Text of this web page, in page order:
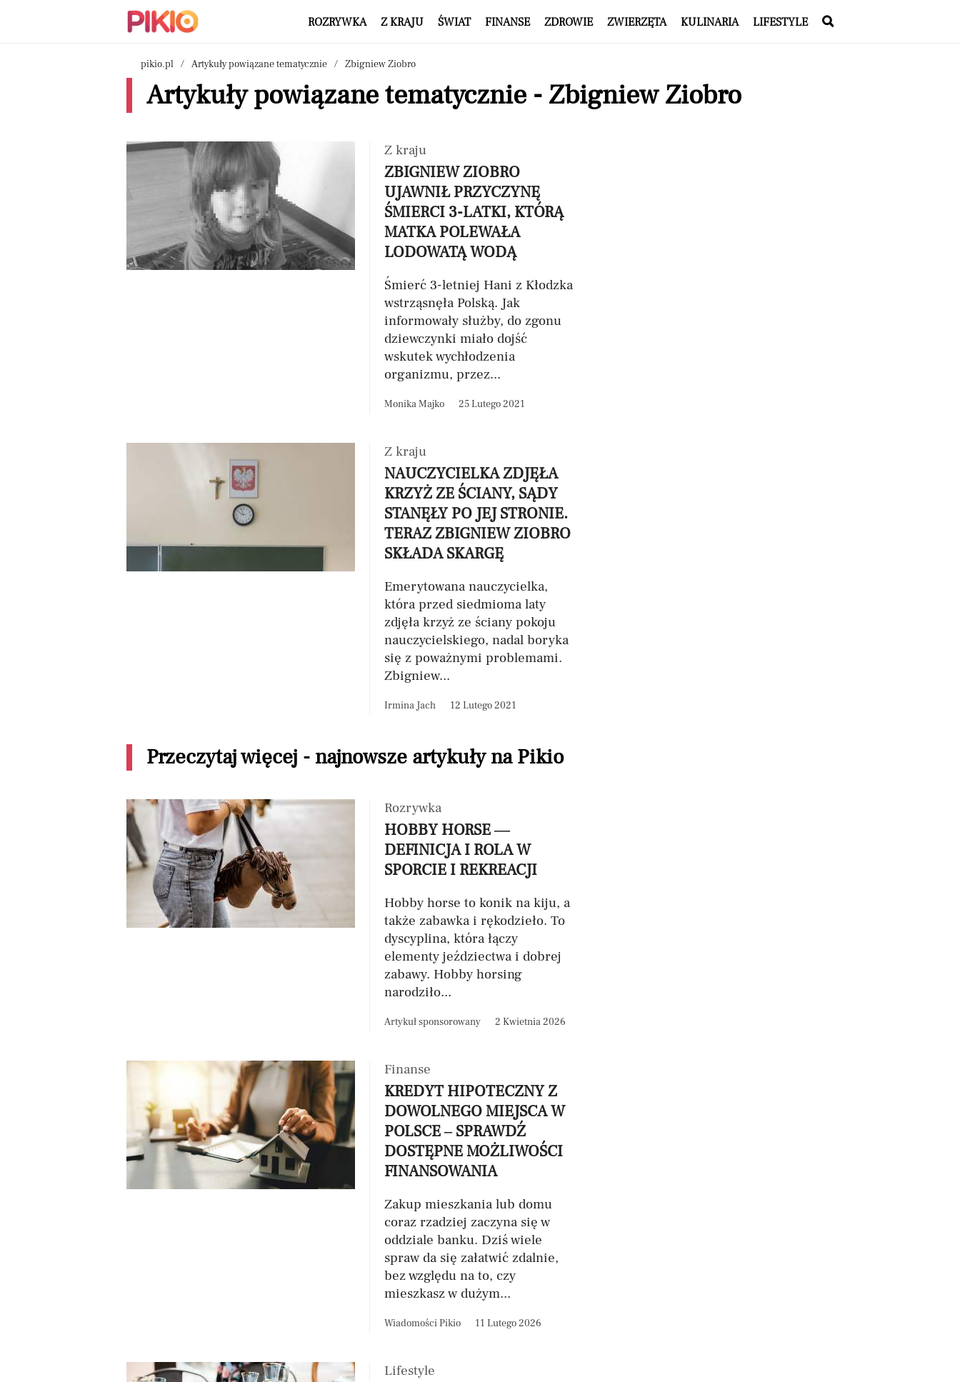
ROZRYWKA Z KRAJU ŚWIAT FINANSE ZDROWIE ZWIERZĘTA KULINARIA LIFESTYLE
pikio.pl Artykuły powiązane tematycznie Zbigniew Ziobro
Artykuły powiązane tematycznie - Zbigniew Ziobro
Z kraju
ZBIGNIEW ZIOBRO
UJAWNIŁ PRZYCZYNĘ
ŚMIERCI 3-LATKI, KTÓRĄ
MATKA POLEWAŁA
LODOWATĄ WODĄ
Śmierć 3-letniej Hani z Kłodzka
wstrząsnęła Polską. Jak
informowały służby, do zgonu
dziewczynki miało dojść
wskutek wychłodzenia
organizmu, przez...
Monika Majko 25 Lutego 2021
Z kraju
NAUCZYCIELKA ZDJĘŁA
KRZYŻ ZE ŚCIANY, SĄDY
STANĘŁY PO JEJ STRONIE.
TERAZ ZBIGNIEW ZIOBRO
SKŁADA SKARGĘ
Emerytowana nauczycielka,
która przed siedmioma laty
zdjęła krzyż ze ściany pokoju
nauczycielskiego, nadal boryka
się z poważnymi problemami.
Zbigniew...
Irmina Jach 12 Lutego 2021
Przeczytaj więcej - najnowsze artykuły na Pikio
Rozrywka
HOBBY HORSE —
DEFINICJA I ROLA W
SPORCIE I REKREACJI
Hobby horse to konik na kiju, a
także zabawka i rękodzieło. To
dyscyplina, która łączy
elementy jeździectwa i dobrej
zabawy. Hobby horsing
narodziło...
Artykuł sponsorowany 2 Kwietnia 2026
Finanse
KREDYT HIPOTECZNY Z
DOWOLNEGO MIEJSCA W
POLSCE – SPRAWDŹ
DOSTĘPNE MOŻLIWOŚCI
FINANSOWANIA
Zakup mieszkania lub domu
coraz rzadziej zaczyna się w
oddziale banku. Dziś wiele
spraw da się załatwić zdalnie,
bez względu na to, czy
mieszkasz w dużym...
Wiadomości Pikio 11 Lutego 2026
Lifestyle